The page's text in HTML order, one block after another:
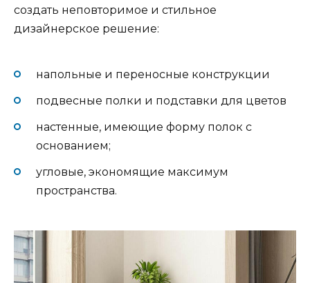
создать неповторимое и стильное
дизайнерское решение:
напольные и переносные конструкции
подвесные полки и подставки для цветов
настенные, имеющие форму полок с
основанием;
угловые, экономящие максимум
пространства.